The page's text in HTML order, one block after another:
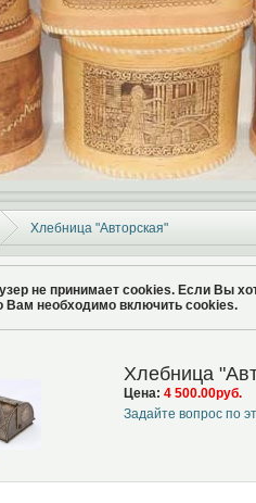
Хлебница "Авторская"
не принимает cookies. Если Вы
Вам необходимо включить cookies.
Хлебница
Цена: 4 500.00руб.
Задайте вопрос по